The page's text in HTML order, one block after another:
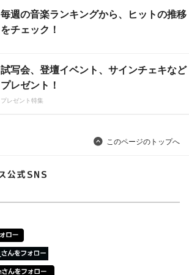
毎週の音楽ランキングから、ヒットの推移
をチェック！
試写会、登壇イベント、サインチェキなど
プレゼント！
プレゼント特集
このページのトップへ